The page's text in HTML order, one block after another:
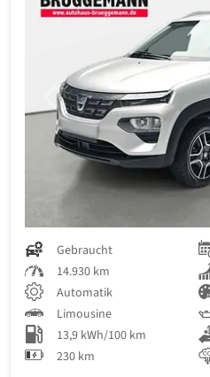
Previous
Gebraucht
14.930 km
Automatik
Limousine
13,9 kWh/100 km
230 km